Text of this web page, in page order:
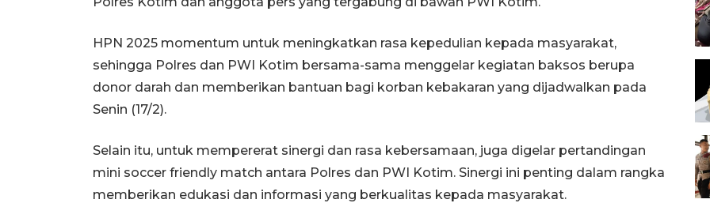
HPN 2025 momentum untuk meningkatkan rasa kepedulian kepada masyarakat,
sehingga Polres dan PWI Kotim bersama-sama menggelar kegiatan baksos berupa
donor darah dan memberikan bantuan bagi korban kebakaran yang dijadwalkan pada
Senin (17/2).
Selain itu, untuk mempererat sinergi dan rasa kebersamaan, juga digelar pertandingan
mini soccer friendly match antara Polres dan PWI Kotim. Sinergi ini penting dalam rangka
memberikan edukasi dan informasi yang berkualitas kepada masyarakat.